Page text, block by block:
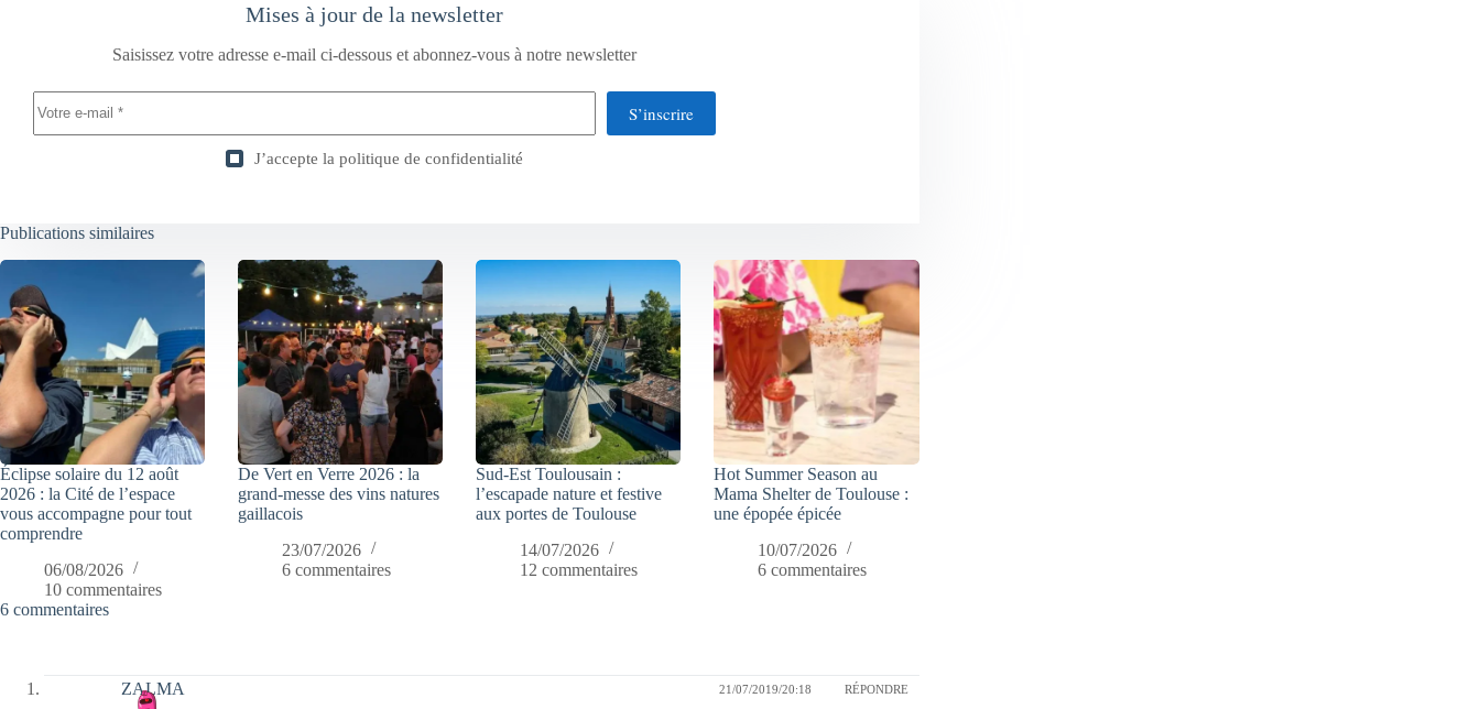
Mises à jour de la newsletter
Saisissez votre adresse e-mail ci-dessous et abonnez-vous à notre newsletter
S’inscrire
J’accepte la politique de confidentialité
Publications similaires
Éclipse solaire du 12 août
2026 : la Cité de l’espace
vous accompagne pour tout
comprendre
06/08/2026
10 commentaires
De Vert en Verre 2026 : la
grand-messe des vins natures
gaillacois
23/07/2026
6 commentaires
Sud-Est Toulousain :
l’escapade nature et festive
aux portes de Toulouse
14/07/2026
12 commentaires
Hot Summer Season au
Mama Shelter de Toulouse :
une épopée épicée
10/07/2026
6 commentaires
6 commentaires
ZALMA 21/07/2019/20:18 RÉPONDRE